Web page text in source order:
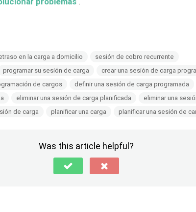
en la carga a domicilio
sesión de cobro recurrente
programar su sesión de carga
crear una sesión de carga
de cargos definir una sesión de carga programada
eliminar una sesión de carga planificada
eliminar una
de carga planificar una carga planificar una sesión de
Was this article helpful?